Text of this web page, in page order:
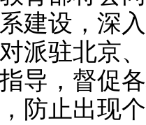
建设，深
派驻北京
导，督促
防止出现